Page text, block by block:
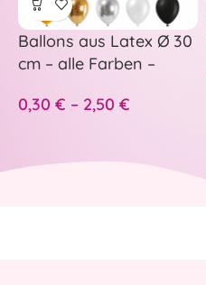
Ballons aus Latex Ø 30
cm – alle Farben –
0,30 € – 2,50 €